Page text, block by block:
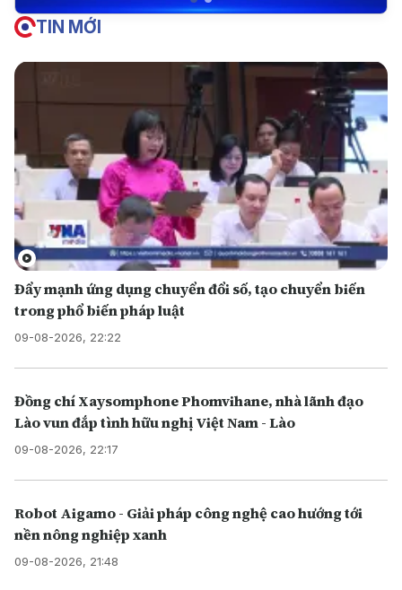
TIN MỚI
Đẩy mạnh ứng dụng chuyển đổi số, tạo chuyển biến
trong phổ biến pháp luật
09-08-2026, 22:22
Đồng chí Xaysomphone Phomvihane, nhà lãnh đạo
Lào vun đắp tình hữu nghị Việt Nam - Lào
09-08-2026, 22:17
Robot Aigamo - Giải pháp công nghệ cao hướng tới
nền nông nghiệp xanh
09-08-2026, 21:48